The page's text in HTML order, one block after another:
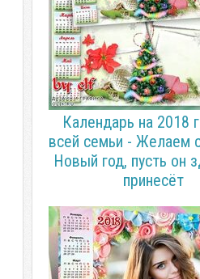
Календарь на 2018
всей семьи - Желаем
Новый год, пусть он
принесёт